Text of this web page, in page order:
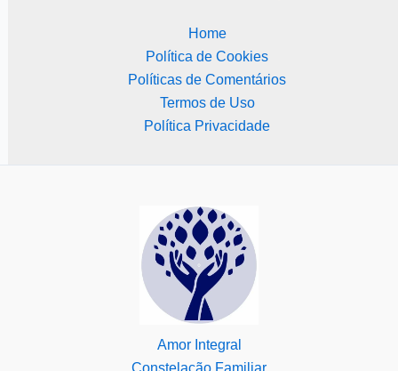
Home
Política de Cookies
Políticas de Comentários
Termos de Uso
Política Privacidade
Amor Integral